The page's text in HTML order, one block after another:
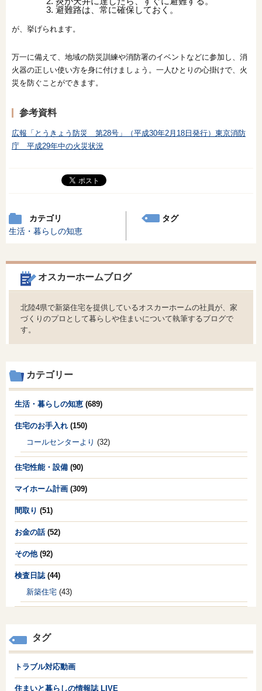
避難路は、常に確保しておく。
が、挙げられます。
万一に備えて、地域の防災訓練や消防署のイベントなどに参加し、消
火器の正しい使い方を身に付けましょう。一人ひとりの心掛けで、火
災を防ぐことができます。
参考資料
広報「とうきょう防災 第28号」（平成30年2月18日発行）東京消防
庁 平成29年中の火災状況
カテゴリ
生活・暮らしの知恵
タグ
オスカーホームブログ
北陸4県で新築住宅を提供しているオスカーホームの社員が、家
づくりのプロとして暮らしや住まいについて執筆するブログで
す。
カテゴリー
生活・暮らしの知恵 (689)
住宅のお手入れ (150)
コールセンターより (32)
住宅性能・設備 (90)
マイホーム計画 (309)
間取り (51)
お金の話(52)
その他(92)
検査日誌(44)
新築住宅 (43)
タグ
トラブル対応動画
住まいと暮らしの情報誌 LIVE